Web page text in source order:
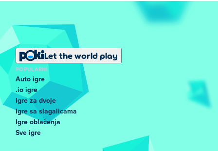
Let the world play
POPULARNI
Auto igre
.io igre
Igre za dvoje
Igre sa slagalicama
Igre oblačenja
Sve igre